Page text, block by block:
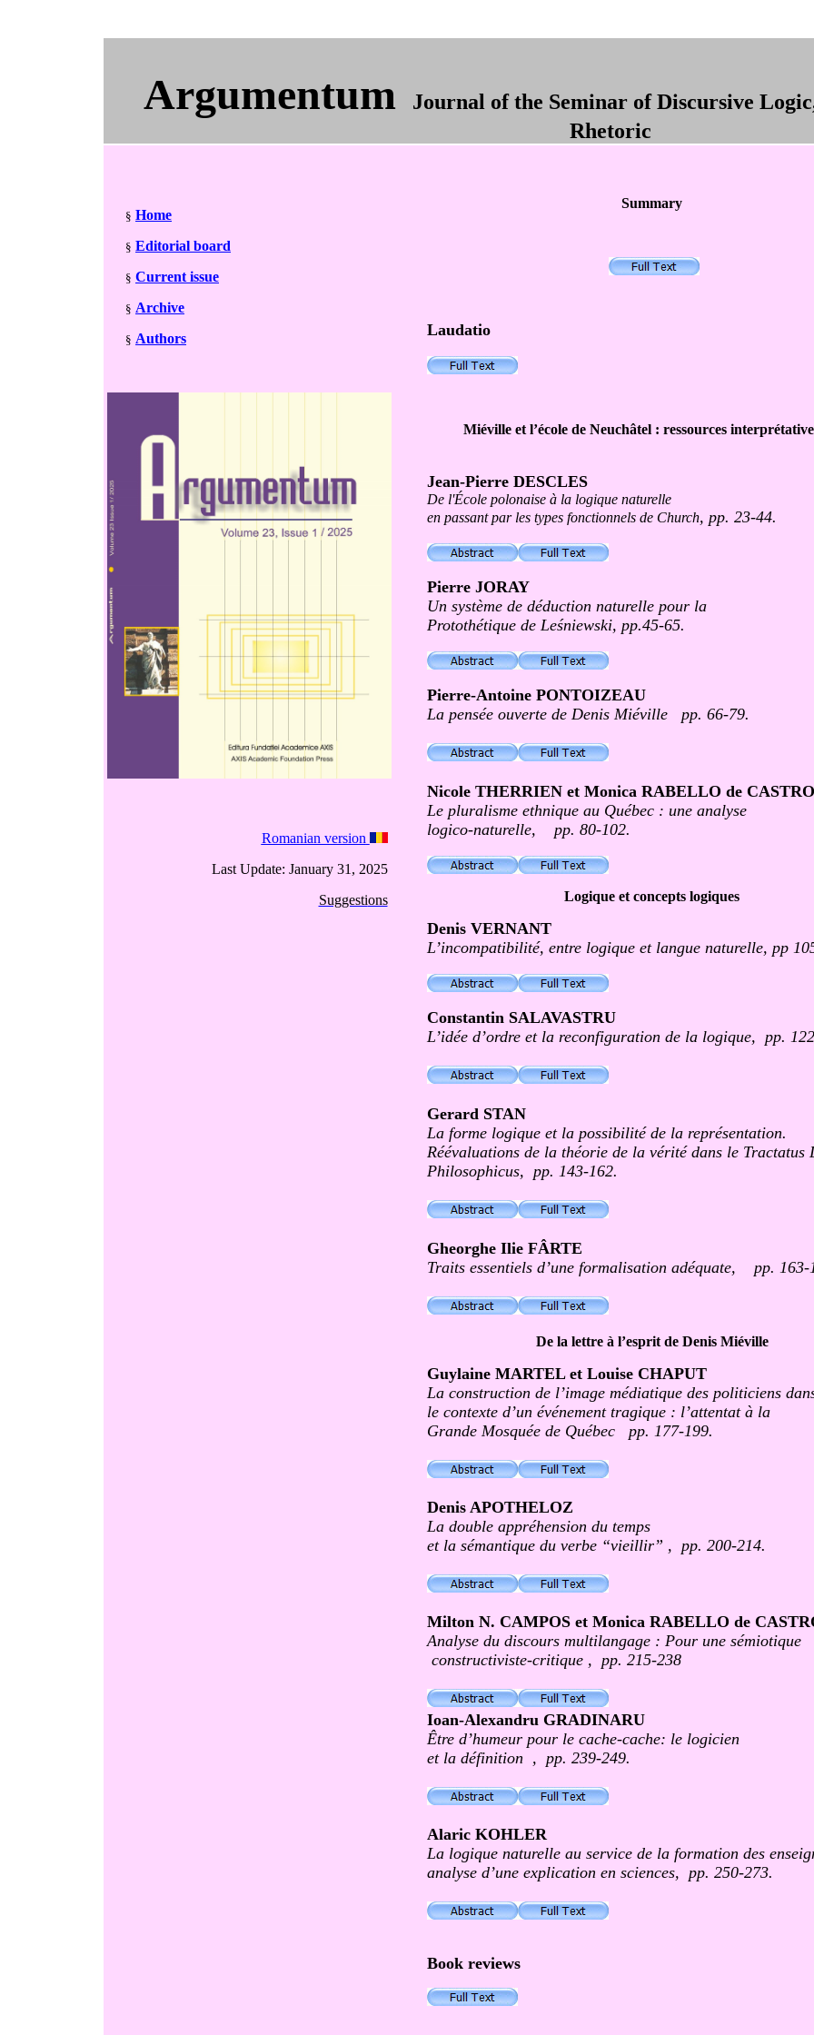
Argumentum
Journal of the Seminar of Discursive
Rhetoric
§ Home
§ Editorial board
§ Current issue
§ Archive
§ Authors
Romanian version
Last Update: January 31, 2025
Suggestions
Summary
Laudatio
Miéville et l’école de Neuchâtel : ressources
Jean-Pierre DESCLES
De l'École polonaise à la logique naturelle
en passant par les types fonctionnels de Church, pp. 23-44.
Pierre JORAY
Un système de déduction naturelle pour la
Protothétique de Leśniewski, pp.45-65.
Pierre-Antoine PONTOIZEAU
La pensée ouverte de Denis Miéville pp. 66-79.
Nicole THERRIEN et Monica RABELLO de CASTRO
Le pluralisme ethnique au Québec : une analyse
logico-naturelle, pp. 80-102.
Logique et concepts logiques
Denis VERNANT
L’incompatibilité, entre logique et langue naturelle, pp
Constantin SALAVASTRU
L’idée d’ordre et la reconfiguration de la logique, pp.
Gerard STAN
La forme logique et la possibilité de la représentation.
Réévaluations de la théorie de la vérité dans le Tractatus
Philosophicus, pp. 143-162.
Gheorghe Ilie FÂRTE
Traits essentiels d’une formalisation adéquate, pp. 163-
De la lettre à l’esprit de Denis Miéville
Guylaine MARTEL et Louise CHAPUT
La construction de l’image médiatique des politiciens
le contexte d’un événement tragique : l’attentat à la
Grande Mosquée de Québec
pp. 177-199.
Denis APOTHELOZ
La double appréhension du temps
et la sémantique du verbe “vieillir” , pp. 200-214.
Milton N. CAMPOS et Monica RABELLO de
Analyse du discours multilangage : Pour une sémiotique
constructiviste-critique , pp. 215-238
Ioan-Alexandru GRADINARU
Être d’humeur pour le cache-cache: le logicien
et la définition , pp. 239-249.
Alaric KOHLER
La logique naturelle au service de la formation des
analyse d’une explication en sciences, pp. 250-273.
Book reviews